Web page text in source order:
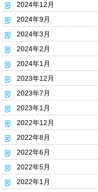
2024年12月
2024年9月
2024年3月
2024年2月
2024年1月
2023年12月
2023年7月
2023年1月
2022年12月
2022年8月
2022年6月
2022年5月
2022年1月